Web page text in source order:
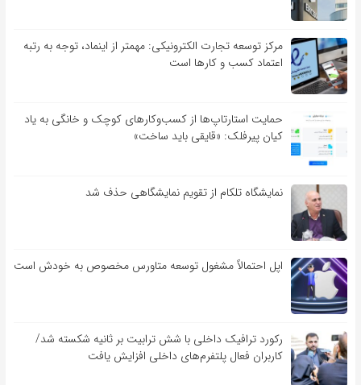
مرکز توسعه تجارت الکترونیکی: مهمتر از اینماد، توجه به رتبه
اعتماد کسب و کارها است
حمایت استارتاپ‌ها از کسب‌وکارهای کوچک و خانگی به یاد
کیان پیرفلک: «قایقی باید ساخت»
نمایشگاه تلکام از تقویم نمایشگاهی حذف شد
اپل احتمالاً مشغول توسعه متاورس مخصوص به خودش است
رکورد ترافیک داخلی با شش ترابیت بر ثانیه شکسته شد/
کاربران فعال پلتفرم‌های داخلی افزایش یافت